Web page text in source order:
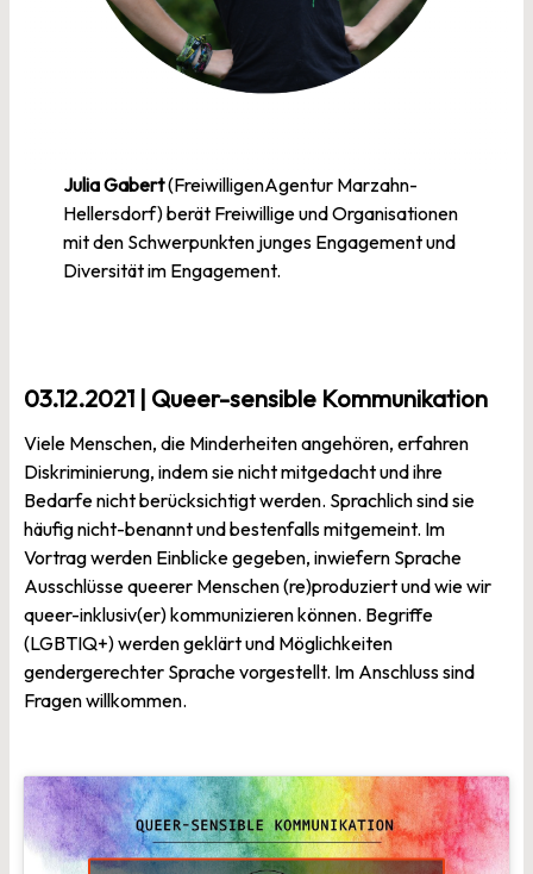
Julia Gabert(FreiwilligenAgentur Marzahn-
Hellersdorf) berät Freiwillige und Organisationen
mit den Schwerpunkten junges Engagement und
Diversität im Engagement.
03.12.2021 | Queer-sensible Kommunikation
Viele Menschen, die Minderheiten angehören, erfahren
Diskriminierung, indem sie nicht mitgedacht und ihre
Bedarfe nicht berücksichtigt werden. Sprachlich sind sie
häufig nicht-benannt und bestenfalls mitgemeint. Im
Vortrag werden Einblicke gegeben, inwiefern Sprache
Ausschlüsse queerer Menschen (re)produziert und wie wir
queer-inklusiv(er) kommunizieren können. Begriffe
(LGBTIQ+) werden geklärt und Möglichkeiten
gendergerechter Sprache vorgestellt. Im Anschluss sind
Fragen willkommen.